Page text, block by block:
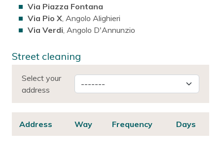
Via Piazza Fontana
Via Pio X , Angolo Alighieri
Via Verdi , Angolo D'Annunzio
Street cleaning
Select your
address
Address Way Frequency Days